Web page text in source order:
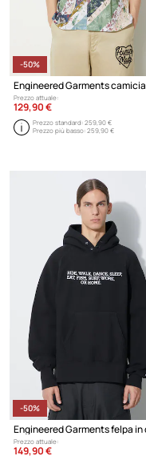
-50%
Prezzo attuale:
129,90 €
Prezzo standard:259,90 €
Prezzo più basso:259,90 €
-50%
Prezzo attuale:
149,90 €